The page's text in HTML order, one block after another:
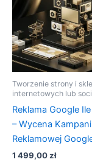
Tworzenie strony i
internetowych lub
Reklama Google
– Wycena
Reklamowej
1 499,00zł